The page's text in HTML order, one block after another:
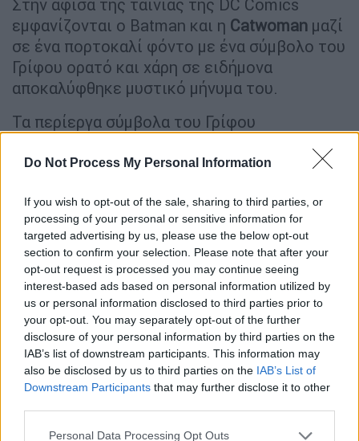
Do Not Process My Personal Information
If you wish to opt-out of the sale, sharing to third parties, or
processing of your personal or sensitive information for
targeted advertising by us, please use the below opt-out
section to confirm your selection. Please note that after your
opt-out request is processed you may continue seeing
interest-based ads based on personal information utilized by
us or personal information disclosed to third parties prior to
your opt-out. You may separately opt-out of the further
disclosure of your personal information by third parties on the
IAB’s list of downstream participants. This information may
also be disclosed by us to third parties on the IAB’s List of
Downstream Participants that may further disclose it to other
Please note that this website/app uses one or more Google
Personal Data Processing Opt Outs
Στην αφίσα της ταινίας της DC Comics
εμφανίζονται o Batman και η Catwoman μαζί
σε ένα πορτοκαλί φόντο με ένα σύμβολο του
Γρίφου ορατό και χάρη σε ειδήμονα
αποκαλύφθηκε μυστικό μήνυμα του.
Τα περίεργα σύμβολα του Γρίφου
φράσεις «είσαι κι εσύ μέρος αυτού» και
γραμματοσειρά και φαίνονται μόνο με μαύρο
φως (υπεριώδεις λαμπτήρες). Ενώ η πλοκή
εξακολουθεί να παραμένει μυστήριο, είναι
σαφές ότι ο Riddler και ο Batman θα βρεθούν
αντιμέτωποι.
https://twitter.com/Nervatel/status/14879879
07491074049
Ο Ρόμπερτ Πάτινσον πρόσφατα παραδέχθηκε
ότι η επιθυμία του να ενσαρκώσει τον ρόλο